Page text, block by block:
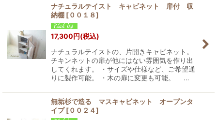
ナチュラルテイスト キャビネット 扉付 収
納棚 [００１８]
17,300円(税込)
ナチュラルテイストの、片開きキャビネット。
チキンネットの扉が他にはない雰囲気を作り出
してくれます。 ・サイズや仕様など、ご希望通
りに製作可能。 ・木の扉に変更も可能。 …
無垢杉で造る マスキャビネット オープンタ
イプ [００２４]